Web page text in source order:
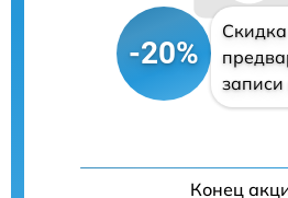
-20%
записи
Конец